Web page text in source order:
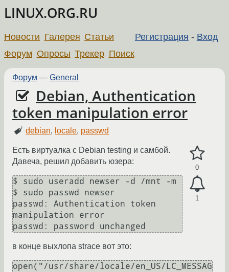
LINUX.ORG.RU
Регистрация - Вход
Новости Галерея Статьи
Форум Опросы Трекер Поиск
Форум — General
Debian, Authentication
token manipulation error
debian, locale, passwd
0
1
Есть виртуалка с Debian testing и самбой.
Давеча, решил добавить юзера:
$ sudo useradd newser -d /mnt -m
$ sudo passwd newser
passwd: Authentication token
manipulation error
в конце выхлопа strace вот это:
open("/usr/share/locale/en_US/LC_MESSAG